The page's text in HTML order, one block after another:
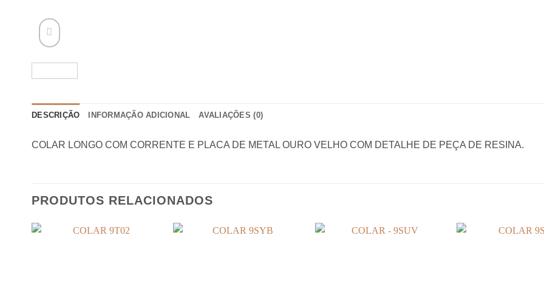
DESCRIÇÃO INFORMAÇÃO ADICIONAL AVALIAÇÕES (0)
COLAR LONGO COM CORRENTE E PLACA DE METAL OURO VELHO COM DETALHE DE PEÇA DE RESINA.
PRODUTOS RELACIONADOS